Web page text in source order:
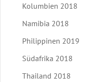
Kolumbien 2018
Namibia 2018
Philippinen 2019
Südafrika 2018
Thailand 2018